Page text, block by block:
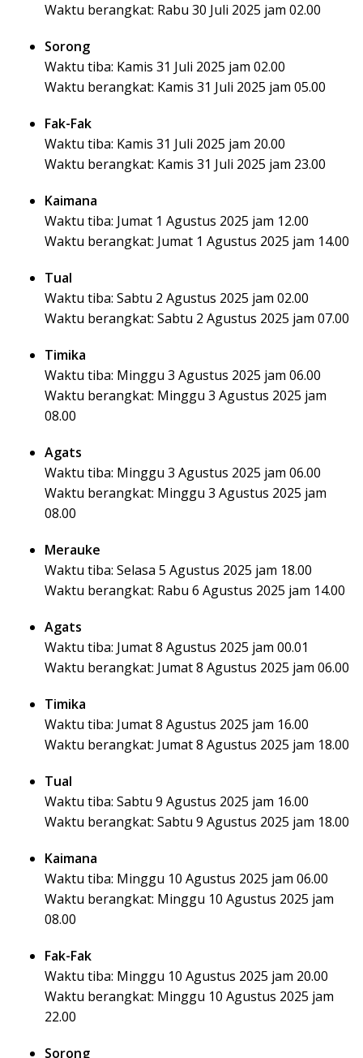
Waktu berangkat: Rabu 30 Juli 2025 jam 02.00
Sorong
Waktu tiba: Kamis 31 Juli 2025 jam 02.00
Waktu berangkat: Kamis 31 Juli 2025 jam 05.00
Fak-Fak
Waktu tiba: Kamis 31 Juli 2025 jam 20.00
Waktu berangkat: Kamis 31 Juli 2025 jam 23.00
Kaimana
Waktu tiba: Jumat 1 Agustus 2025 jam 12.00
Waktu berangkat: Jumat 1 Agustus 2025 jam 14.00
Tual
Waktu tiba: Sabtu 2 Agustus 2025 jam 02.00
Waktu berangkat: Sabtu 2 Agustus 2025 jam 07.00
Timika
Waktu tiba: Minggu 3 Agustus 2025 jam 06.00
Waktu berangkat: Minggu 3 Agustus 2025 jam
08.00
Agats
Waktu tiba: Minggu 3 Agustus 2025 jam 06.00
Waktu berangkat: Minggu 3 Agustus 2025 jam
08.00
Merauke
Waktu tiba: Selasa 5 Agustus 2025 jam 18.00
Waktu berangkat: Rabu 6 Agustus 2025 jam 14.00
Agats
Waktu tiba: Jumat 8 Agustus 2025 jam 00.01
Waktu berangkat: Jumat 8 Agustus 2025 jam 06.00
Timika
Waktu tiba: Jumat 8 Agustus 2025 jam 16.00
Waktu berangkat: Jumat 8 Agustus 2025 jam 18.00
Tual
Waktu tiba: Sabtu 9 Agustus 2025 jam 16.00
Waktu berangkat: Sabtu 9 Agustus 2025 jam 18.00
Kaimana
Waktu tiba: Minggu 10 Agustus 2025 jam 06.00
Waktu berangkat: Minggu 10 Agustus 2025 jam
08.00
Fak-Fak
Waktu tiba: Minggu 10 Agustus 2025 jam 20.00
Waktu berangkat: Minggu 10 Agustus 2025 jam
22.00
Sorong